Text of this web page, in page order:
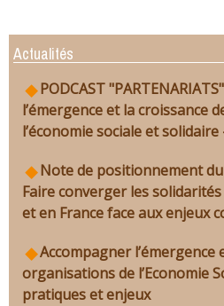
Actualités
PODCAST
l’émergence et la croissance
l’économie sociale et
Note de positionnement
Faire converger les
et en France face aux enjeux
Accompagner l’émergence
organisations de l’Economie
pratiques et enjeux